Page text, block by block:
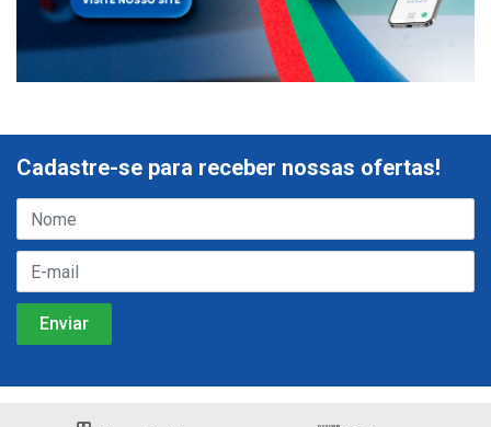
Cadastre-se para receber nossas ofertas!